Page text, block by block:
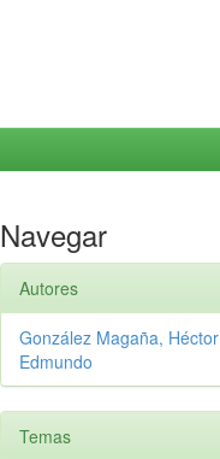
Navegar
Autores
González Magaña, Héctor
Edmundo
Temas